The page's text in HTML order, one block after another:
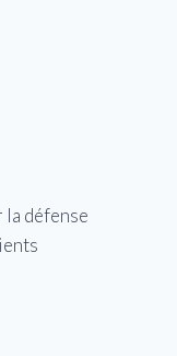
la défense